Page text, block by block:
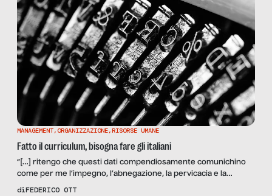
MANAGEMENT,ORGANIZZAZIONE,RISORSE UMANE
Fatto il curriculum, bisogna fare gli italiani
“[…] ritengo che questi dati compendiosamente comunichino
come per me l’impegno, l’abnegazione, la pervicacia e la
determinazione al fine dell’ottenimento dei risultati stabiliti
diFEDERICO OTT